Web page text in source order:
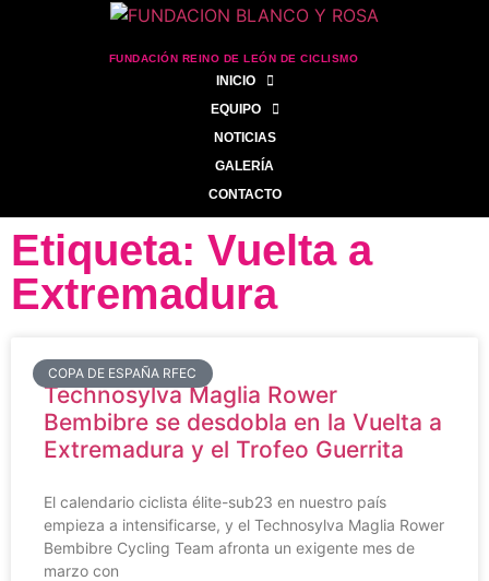
FUNDACIÓN REINO DE LEÓN DE CICLISMO
INICIO
EQUIPO
NOTICIAS
GALERÍA
CONTACTO
Etiqueta: Vuelta a
Extremadura
COPA DE ESPAÑA RFEC
Technosylva Maglia Rower
Bembibre se desdobla en la Vuelta a
Extremadura y el Trofeo Guerrita
El calendario ciclista élite-sub23 en nuestro país
empieza a intensificarse, y el Technosylva Maglia Rower
Bembibre Cycling Team afronta un exigente mes de
marzo con